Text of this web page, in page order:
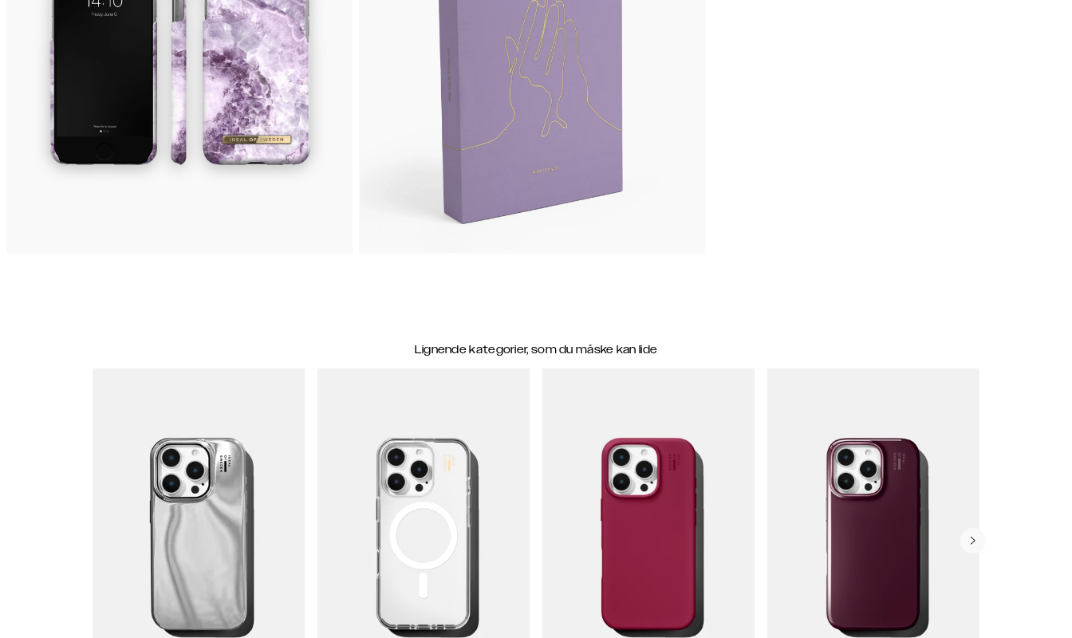
Lignende kategorier, som du måske kan lide